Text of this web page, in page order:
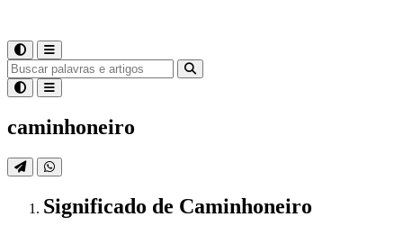
caminhoneiro
Significado de Caminhoneiro